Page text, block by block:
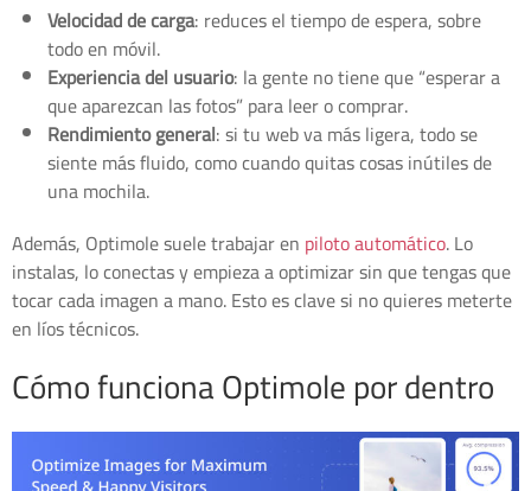
Velocidad de carga: reduces el tiempo de espera, sobre
todo en móvil.
Experiencia del usuario: la gente no tiene que “esperar a
que aparezcan las fotos” para leer o comprar.
Rendimiento general: si tu web va más ligera, todo se
siente más fluido, como cuando quitas cosas inútiles de
una mochila.
Además, Optimole suele trabajar en piloto automático. Lo
instalas, lo conectas y empieza a optimizar sin que tengas que
tocar cada imagen a mano. Esto es clave si no quieres meterte
en líos técnicos.
Cómo funciona Optimole por dentro